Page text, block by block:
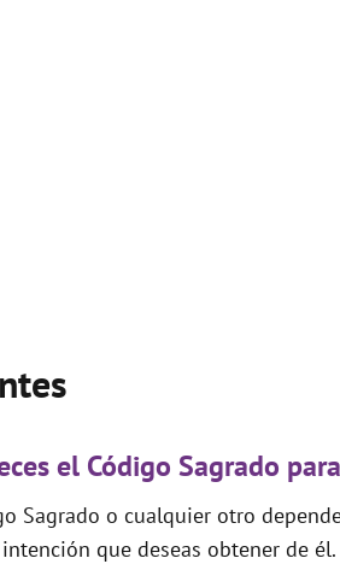
el Código Sagrado
Sagrado o cualquier otro
que deseas obtener de él.